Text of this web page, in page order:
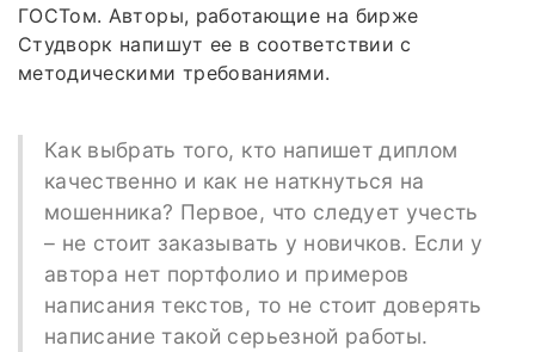
ГОСТом. Авторы, работающие на бирже
Студворк напишут ее в соответствии с
методическими требованиями.
Как выбрать того, кто напишет диплом
качественно и как не наткнуться на
мошенника? Первое, что следует учесть
– не стоит заказывать у новичков. Если у
автора нет портфолио и примеров
написания текстов, то не стоит доверять
написание такой серьезной работы.